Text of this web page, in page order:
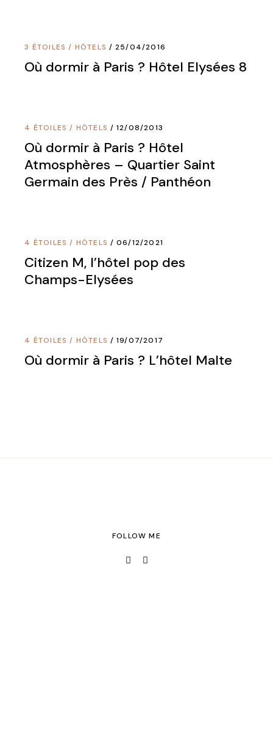
3 ÉTOILES / HÔTELS 25/04/2016
Où dormir à Paris ? Hôtel Elysées 8
4 ÉTOILES / HÔTELS 12/08/2013
Où dormir à Paris ? Hôtel
Atmosphères – Quartier Saint
Germain des Près / Panthéon
4 ÉTOILES / HÔTELS 06/12/2021
Citizen M, l’hôtel pop des
Champs-Elysées
4 ÉTOILES / HÔTELS 19/07/2017
Où dormir à Paris ? L’hôtel Malte
FOLLOW ME